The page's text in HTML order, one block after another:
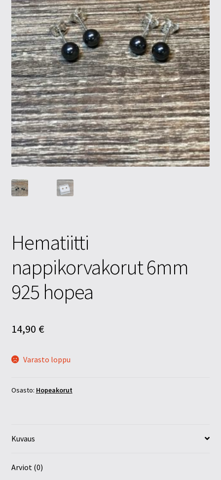
Tietosuojaseloste
Tuotteet
Yritysinfo
Hematiitti
nappikorvakorut 6mm
925 hopea
14,90 €
Varasto loppu
Osasto: Hopeakorut
Kuvaus
Arviot (0)